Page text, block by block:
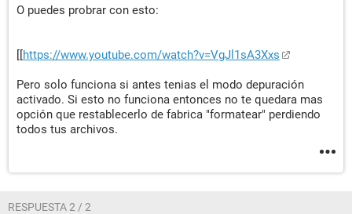
O puedes probrar con esto:
[[https://www.youtube.com/watch?v=VgJl1sA3Xxs
Pero solo funciona si antes tenias el modo depuración
activado. Si esto no funciona entonces no te quedara mas
opción que restablecerlo de fabrica "formatear" perdiendo
todos tus archivos.
RESPUESTA 2 / 2